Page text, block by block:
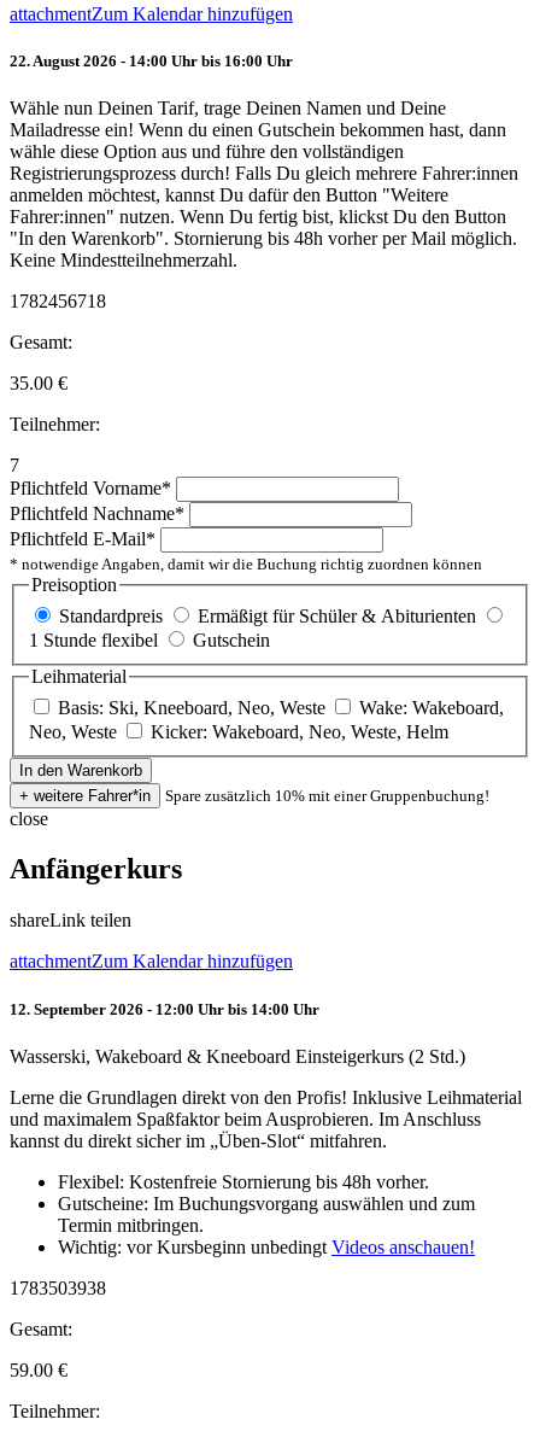
attachmentZum Kalendar hinzufügen
22. August 2026 - 14:00 Uhr bis 16:00 Uhr
Wähle nun Deinen Tarif, trage Deinen Namen und Deine
Mailadresse ein! Wenn du einen Gutschein bekommen hast, dann
wähle diese Option aus und führe den vollständigen
Registrierungsprozess durch! Falls Du gleich mehrere Fahrer:innen
anmelden möchtest, kannst Du dafür den Button "Weitere
Fahrer:innen" nutzen. Wenn Du fertig bist, klickst Du den Button
"In den Warenkorb". Stornierung bis 48h vorher per Mail möglich.
Keine Mindestteilnehmerzahl.
1782456718
Gesamt:
35.00 €
Teilnehmer:
7
Pflichtfeld Vorname*
Pflichtfeld Nachname*
Pflichtfeld E-Mail*
* notwendige Angaben, damit wir die Buchung richtig zuordnen können
Preisoption
Standardpreis
Ermäßigt für Schüler & Abiturienten
1 Stunde flexibel
Gutschein
Leihmaterial
Basis: Ski, Kneeboard, Neo, Weste
Wake: Wakeboard,
Neo, Weste
Kicker: Wakeboard, Neo, Weste, Helm
Spare zusätzlich 10% mit einer Gruppenbuchung!
close
Anfängerkurs
shareLink teilen
attachmentZum Kalendar hinzufügen
12. September 2026 - 12:00 Uhr bis 14:00 Uhr
Wasserski, Wakeboard & Kneeboard Einsteigerkurs (2 Std.)
Lerne die Grundlagen direkt von den Profis! Inklusive Leihmaterial
und maximalem Spaßfaktor beim Ausprobieren. Im Anschluss
kannst du direkt sicher im „Üben-Slot“ mitfahren.
Flexibel: Kostenfreie Stornierung bis 48h vorher.
Gutscheine: Im Buchungsvorgang auswählen und zum
Termin mitbringen.
Wichtig: vor Kursbeginn unbedingt Videos anschauen!
1783503938
Gesamt:
59.00 €
Teilnehmer: